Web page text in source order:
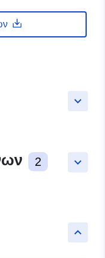
keyboard_arrow_down
keyboard_arrow_down
2
keyboard_arrow_up